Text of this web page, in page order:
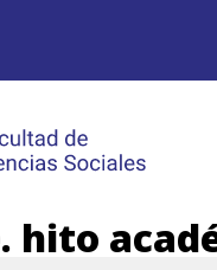
hito